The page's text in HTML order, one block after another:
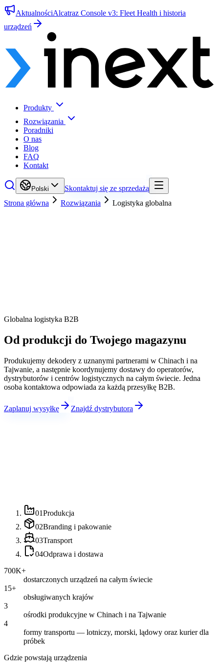
AktualnościAlcatraz Console v3: Fleet Health i historia
urządzeń
Produkty
Rozwiązania
Poradniki
O nas
Blog
FAQ
Kontakt
Polski
Skontaktuj się ze sprzedażą
Strona główna
Rozwiązania Logistyka globalna
Globalna logistyka B2B
Od produkcji do Twojego magazynu
Produkujemy dekodery z uznanymi partnerami w Chinach i na
Tajwanie, a następnie koordynujemy dostawy do operatorów,
dystrybutorów i centrów logistycznych na całym świecie. Jedna
osoba kontaktowa odpowiada za każdą przesyłkę B2B.
Zaplanuj wysyłkę Znajdź dystrybutora
01Produkcja
02Branding i pakowanie
03Transport
04Odprawa i dostawa
700K+
dostarczonych urządzeń na całym świecie
15+
obsługiwanych krajów
3
ośrodki produkcyjne w Chinach i na Tajwanie
4
formy transportu — lotniczy, morski, lądowy oraz kurier dla
próbek
Gdzie powstają urządzenia